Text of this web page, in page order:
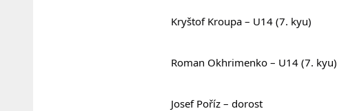
				Kryštof Kroupa – U14 (7. kyu)
				Roman Okhrimenko – U14 (7. kyu)
				Josef Poříz – dorost